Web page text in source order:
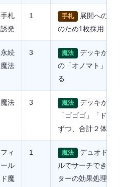
手札
誘発
1 手札
展開への牽
のため1枚採用
永続
魔法
3 魔法
デッキから
の「オノマト」カ
る
魔法 3 魔法
デッキから
「ゴゴゴ」「ドド
ずつ、合計２体ま
フィ
ール
ド魔
1 魔法
デュオドラ
ルでサーチできる
ターの効果処理時